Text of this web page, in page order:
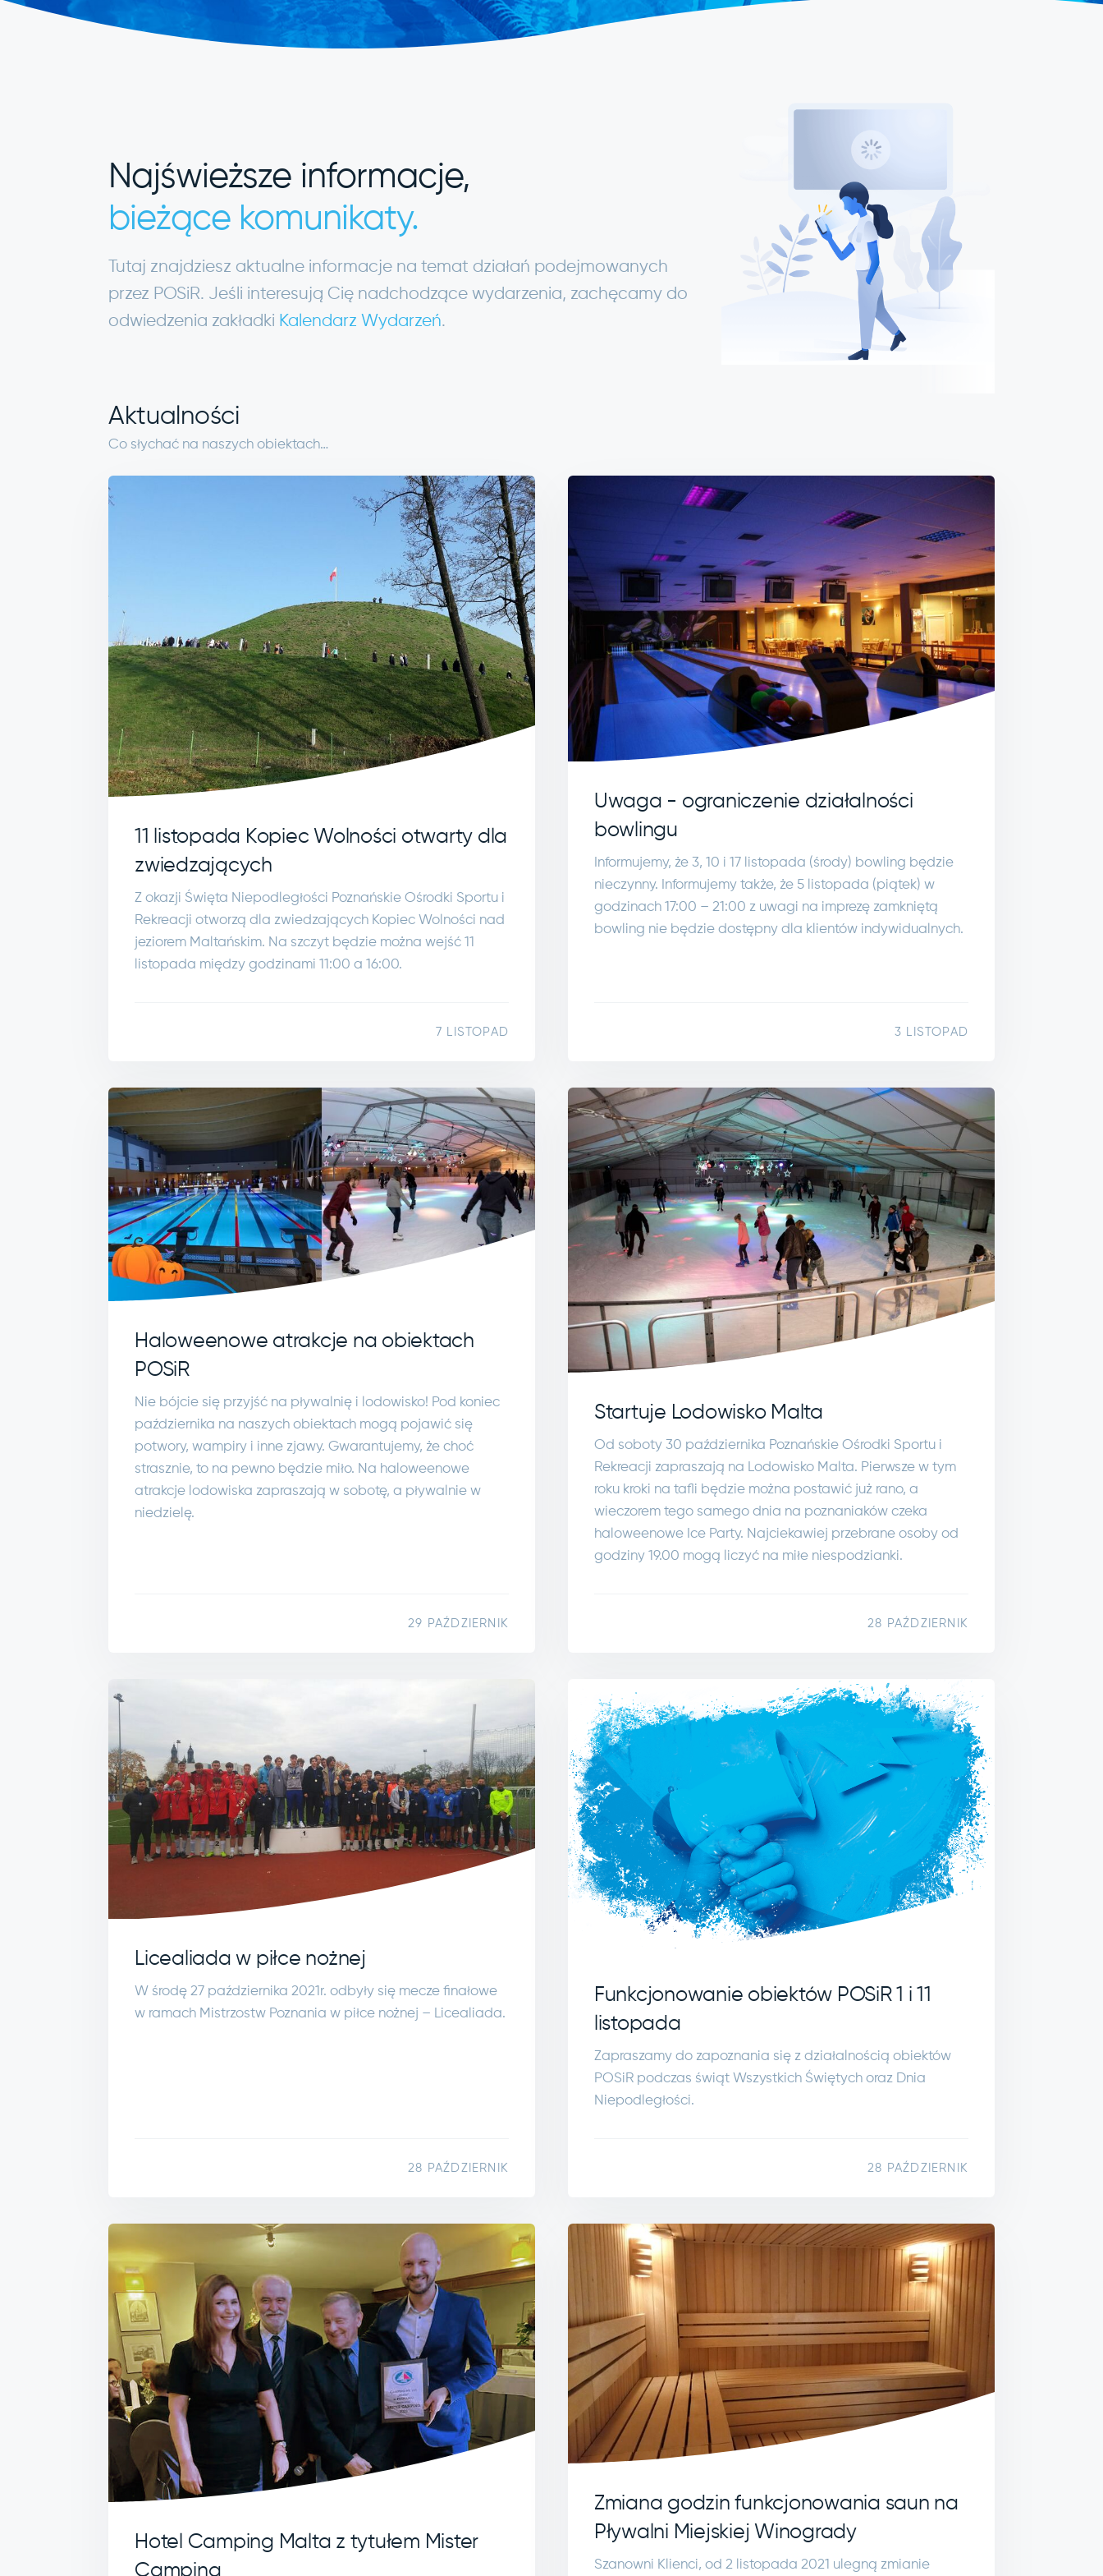
Najświeższe informacje,
bieżące komunikaty.
Tutaj znajdziesz aktualne informacje na temat działań podejmowanych
przez POSiR. Jeśli interesują Cię nadchodzące wydarzenia, zachęcamy do
odwiedzenia zakładki Kalendarz Wydarzeń.
Aktualności
Co słychać na naszych obiektach…
11 listopada Kopiec Wolności otwarty dla
zwiedzających
Z okazji Święta Niepodległości Poznańskie Ośrodki Sportu i
Rekreacji otworzą dla zwiedzających Kopiec Wolności nad
jeziorem Maltańskim. Na szczyt będzie można wejść 11
listopada między godzinami 11:00 a 16:00.
7 LISTOPAD
Uwaga - ograniczenie działalności
bowlingu
Informujemy, że 3, 10 i 17 listopada (środy) bowling będzie
nieczynny. Informujemy także, że 5 listopada (piątek) w
godzinach 17:00 – 21:00 z uwagi na imprezę zamkniętą
bowling nie będzie dostępny dla klientów indywidualnych.
3 LISTOPAD
Haloweenowe atrakcje na obiektach
POSiR
Nie bójcie się przyjść na pływalnię i lodowisko! Pod koniec
października na naszych obiektach mogą pojawić się
potwory, wampiry i inne zjawy. Gwarantujemy, że choć
strasznie, to na pewno będzie miło. Na haloweenowe
atrakcje lodowiska zapraszają w sobotę, a pływalnie w
niedzielę.
29 PAŹDZIERNIK
Startuje Lodowisko Malta
Od soboty 30 października Poznańskie Ośrodki Sportu i
Rekreacji zapraszają na Lodowisko Malta. Pierwsze w tym
roku kroki na tafli będzie można postawić już rano, a
wieczorem tego samego dnia na poznaniaków czeka
haloweenowe Ice Party. Najciekawiej przebrane osoby od
godziny 19.00 mogą liczyć na miłe niespodzianki.
28 PAŹDZIERNIK
Licealiada w piłce nożnej
W środę 27 października 2021r. odbyły się mecze finałowe
w ramach Mistrzostw Poznania w piłce nożnej – Licealiada.
28 PAŹDZIERNIK
Funkcjonowanie obiektów POSiR 1 i 11
listopada
Zapraszamy do zapoznania się z działalnością obiektów
POSiR podczas świąt Wszystkich Świętych oraz Dnia
Niepodległości.
28 PAŹDZIERNIK
Hotel Camping Malta z tytułem Mister
Camping
Zmiana godzin funkcjonowania saun na
Pływalni Miejskiej Winogrady
Szanowni Klienci, od 2 listopada 2021 ulegną zmianie